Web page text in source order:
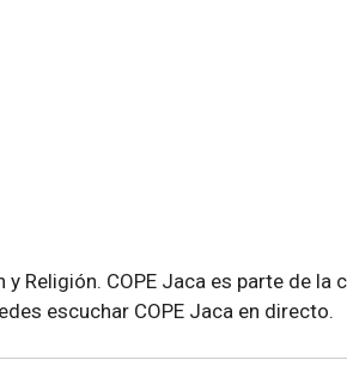
Religión. COPE Jaca es parte de la
escuchar COPE Jaca en directo.